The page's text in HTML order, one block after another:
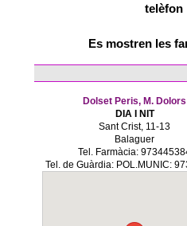
telèfon
Es mostren les
Dolset Peris, M. Dolors
DIA I NIT
Sant Crist, 11-13
Balaguer
Tel. Farmàcia:
Tel. de Guàrdia: POL.MUNIC: